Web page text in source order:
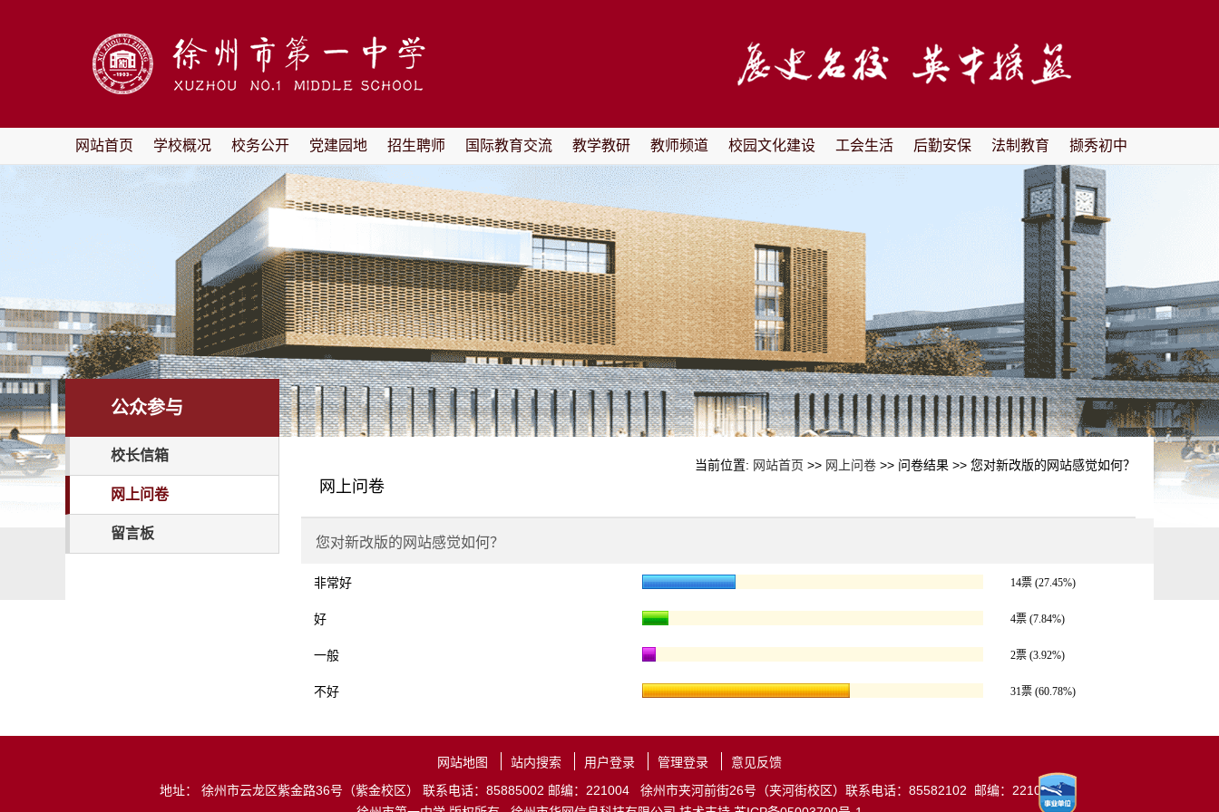
网站首页 学校概况 校务公开 党建园地 招生聘师 国际教育交流 教学教研 教师频道 校园文化建设 工会生活 后勤安保 法制教育 撷秀初中
公众参与
校长信箱
网上问卷
留言板
当前位置: 网站首页 >> 网上问卷 >> 问卷结果 >> 您对新改版的网站感觉如何？
网上问卷
您对新改版的网站感觉如何？
非常好 14票 (27.45%)
好 4票 (7.84%)
一般 2票 (3.92%)
不好 31票 (60.78%)
网站地图 站内搜索 用户登录 管理登录
意见反馈
地址： 徐州市云龙区紫金路36号（紫金校区） 联系电话：85885002 邮编：221004 徐州市夹河前街26号（夹河街校区）联系电话：85582102 邮编：221002